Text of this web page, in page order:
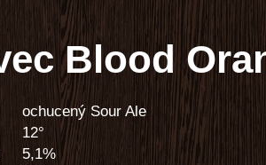
Blood
ochucený Sour Ale
12°
5,1%